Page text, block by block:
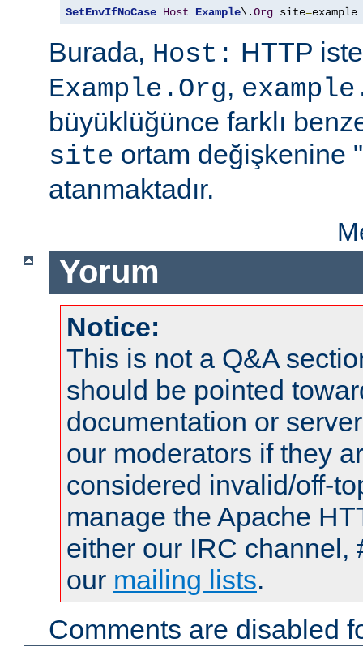
SetEnvIfNoCase Host Example\.Org site=example
Burada, Host: HTTP
Example.Org,
büyüklüğünce farklı
site ortam değişkenine "
atanmaktadır.
Yorum
Notice:
This is not a Q&A
should be pointed
documentation or
our moderators if they
considered invalid/off-
manage the Apache
either our IRC channel,
our mailing lists.
Comments are disabled